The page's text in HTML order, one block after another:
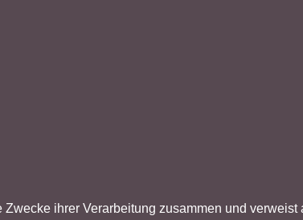
ihrer Verarbeitung zusammen und verweist